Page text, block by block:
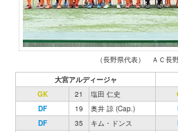
（長野県代表） ＡＣ長
大宮アルディージャ
GK
21 塩田 仁史
DF
19 奥井 諒 (Cap.)
DF
35 キム・ドンス